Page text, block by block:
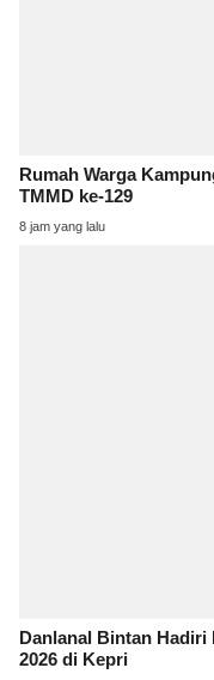
Rumah Warga
TMMD ke-129
8 jam yang lalu
Danlanal Bintan Hadiri
2026 di Kepri